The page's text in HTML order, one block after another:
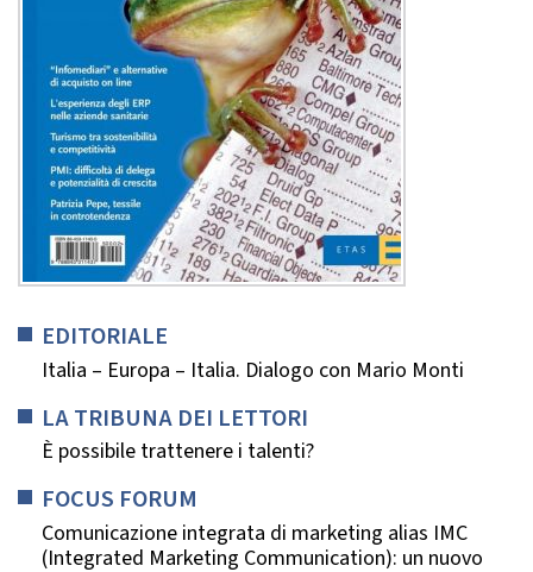
EDITORIALE
Italia – Europa – Italia. Dialogo con Mario Monti
LA TRIBUNA DEI LETTORI
È possibile trattenere i talenti?
FOCUS FORUM
Comunicazione integrata di marketing alias IMC
(Integrated Marketing Communication): un nuovo